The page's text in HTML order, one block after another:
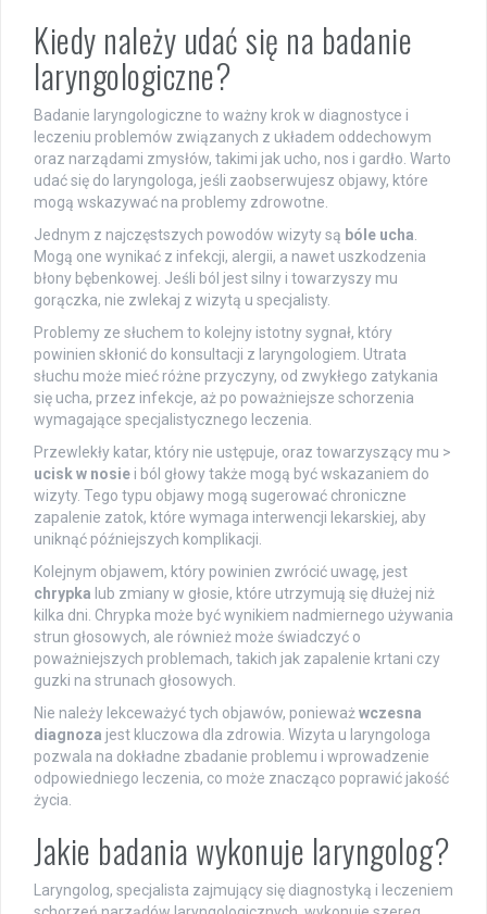
Kiedy należy udać się na badanie
laryngologiczne?
Badanie laryngologiczne to ważny krok w diagnostyce i
leczeniu problemów związanych z układem oddechowym
oraz narządami zmysłów, takimi jak ucho, nos i gardło. Warto
udać się do laryngologa, jeśli zaobserwujesz objawy, które
mogą wskazywać na problemy zdrowotne.
Jednym z najczęstszych powodów wizyty są bóle ucha.
Mogą one wynikać z infekcji, alergii, a nawet uszkodzenia
błony bębenkowej. Jeśli ból jest silny i towarzyszy mu
gorączka, nie zwlekaj z wizytą u specjalisty.
Problemy ze słuchem to kolejny istotny sygnał, który
powinien skłonić do konsultacji z laryngologiem. Utrata
słuchu może mieć różne przyczyny, od zwykłego zatykania
się ucha, przez infekcje, aż po poważniejsze schorzenia
wymagające specjalistycznego leczenia.
Przewlekły katar, który nie ustępuje, oraz towarzyszący mu >
ucisk w nosie i ból głowy także mogą być wskazaniem do
wizyty. Tego typu objawy mogą sugerować chroniczne
zapalenie zatok, które wymaga interwencji lekarskiej, aby
uniknąć późniejszych komplikacji.
Kolejnym objawem, który powinien zwrócić uwagę, jest
chrypka lub zmiany w głosie, które utrzymują się dłużej niż
kilka dni. Chrypka może być wynikiem nadmiernego używania
strun głosowych, ale również może świadczyć o
poważniejszych problemach, takich jak zapalenie krtani czy
guzki na strunach głosowych.
Nie należy lekceważyć tych objawów, ponieważwczesna
diagnoza jest kluczowa dla zdrowia. Wizyta u laryngologa
pozwala na dokładne zbadanie problemu i wprowadzenie
odpowiedniego leczenia, co może znacząco poprawić jakość
życia.
Jakie badania wykonuje laryngolog?
Laryngolog, specjalista zajmujący się diagnostyką i leczeniem